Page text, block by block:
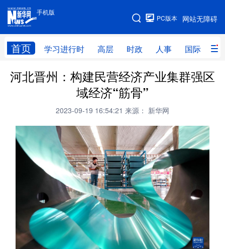
手机版
网站无障碍
PC版本
首页 学习进行时 高层 时政 人事 国际 财
手机版
网站地图
学习进行时 高层 时政 人事
财经 网评
全球连线
科技 科创 量子 体育
文化 书画 健康
视频 图片
法律 中央文件 金融 汽车
食品 人居 信息化 数字经济
学术中国 乡村振兴 银龄 溯源中国
河北晋州：构建民营经济产业集群强区
域经济“筋骨”
2023-09-19 16:54:21 来源： 新华网